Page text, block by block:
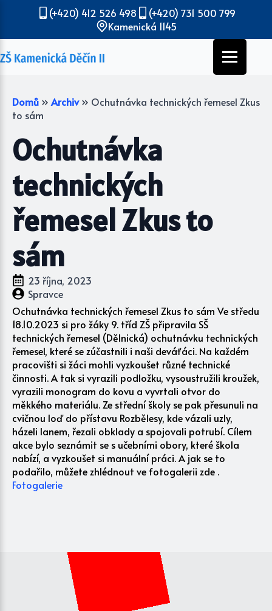
(+420) 412 526 498
(+420) 731 500 799
Kamenická 1145
Domů » Archiv » Ochutnávka technických řemesel Zkus
to sám
Ochutnávka
technických
řemesel Zkus to
sám
23 října, 2023
Spravce
Ochutnávka technických řemesel Zkus to sám Ve středu
18.10.2023 si pro žáky 9. tříd ZŠ připravila SŠ
technických řemesel (Dělnická) ochutnávku technických
řemesel, které se zúčastnili i naši deváťáci. Na každém
pracovišti si žáci mohli vyzkoušet různé technické
činnosti. A tak si vyrazili podložku, vysoustružili kroužek,
vyrazili monogram do kovu a vyvrtali otvor do
měkkého materiálu. Ze střední školy se pak přesunuli na
cvičnou loď do přístavu Rozbělesy, kde vázali uzly,
házeli lanem, řezali obklady a spojovali potrubí. Cílem
akce bylo seznámit se s učebními obory, které škola
nabízí, a vyzkoušet si manuální práci. A jak se to
podařilo, můžete zhlédnout ve fotogalerii zde .
Fotogalerie